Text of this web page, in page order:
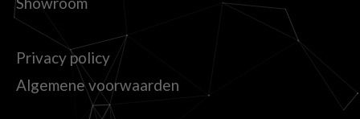
Privacy policy
Algemene voorwaarden